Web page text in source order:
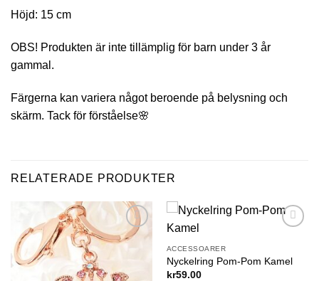
Höjd: 15 cm
OBS! Produkten är inte tillämplig för barn under 3 år
gammal.
Färgerna kan variera något beroende på belysning och
skärm. Tack för förståelse🌸
RELATERADE PRODUKTER
Add to
wishlist
ACCESSOARER
Nyckelring Pom-Pom Kamel
kr59.00